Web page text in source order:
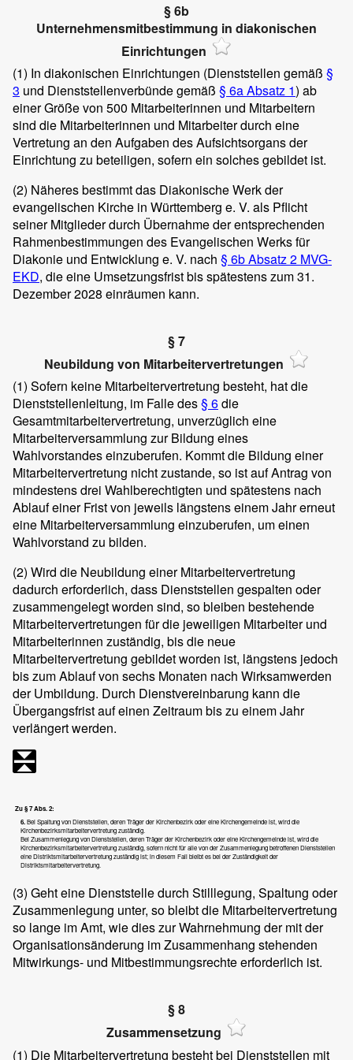
§ 6b
Unternehmensmitbestimmung in diakonischen
Einrichtungen
(1) In diakonischen Einrichtungen (Dienststellen gemäß §
3 und Dienststellenverbünde gemäß § 6a Absatz 1) ab
einer Größe von 500 Mitarbeiterinnen und Mitarbeitern
sind die Mitarbeiterinnen und Mitarbeiter durch eine
Vertretung an den Aufgaben des Aufsichtsorgans der
Einrichtung zu beteiligen, sofern ein solches gebildet ist.
(2) Näheres bestimmt das Diakonische Werk der
evangelischen Kirche in Württemberg e. V. als Pflicht
seiner Mitglieder durch Übernahme der entsprechenden
Rahmenbestimmungen des Evangelischen Werks für
Diakonie und Entwicklung e. V. nach § 6b Absatz 2 MVG-
EKD, die eine Umsetzungsfrist bis spätestens zum 31.
Dezember 2028 einräumen kann.
§ 7
Neubildung von Mitarbeitervertretungen
(1) Sofern keine Mitarbeitervertretung besteht, hat die
Dienststellenleitung, im Falle des§ 6die
Gesamtmitarbeitervertretung, unverzüglich eine
Mitarbeiterversammlung zur Bildung eines
Wahlvorstandes einzuberufen. Kommt die Bildung einer
Mitarbeitervertretung nicht zustande, so ist auf Antrag von
mindestens drei Wahlberechtigten und spätestens nach
Ablauf einer Frist von jeweils längstens einem Jahr erneut
eine Mitarbeiterversammlung einzuberufen, um einen
Wahlvorstand zu bilden.
(2) Wird die Neubildung einer Mitarbeitervertretung
dadurch erforderlich, dass Dienststellen gespalten oder
zusammengelegt worden sind, so bleiben bestehende
Mitarbeitervertretungen für die jeweiligen Mitarbeiter und
Mitarbeiterinnen zuständig, bis die neue
Mitarbeitervertretung gebildet worden ist, längstens jedoch
bis zum Ablauf von sechs Monaten nach Wirksamwerden
der Umbildung. Durch Dienstvereinbarung kann die
Übergangsfrist auf einen Zeitraum bis zu einem Jahr
verlängert werden.
Zu § 7 Abs. 2:
6.Bei Spaltung von Dienststellen, deren Träger der Kirchenbezirk oder eine Kirchengemeinde ist, wird die
Kirchenbezirksmitarbeitervertretung zuständig.
Bei Zusammenlegung von Dienststellen, deren Träger der Kirchenbezirk oder eine Kirchengemeinde ist, wird die
Kirchenbezirksmitarbeitervertretung zuständig, sofern nicht für alle von der Zusammenlegung betroffenen Dienststellen
eine Distriktsmitarbeitervertretung zuständig ist; in diesem Fall bleibt es bei der Zuständigkeit der
Distriktsmitarbeitervertretung.
(3) Geht eine Dienststelle durch Stilllegung, Spaltung oder
Zusammenlegung unter, so bleibt die Mitarbeitervertretung
so lange im Amt, wie dies zur Wahrnehmung der mit der
Organisationsänderung im Zusammenhang stehenden
Mitwirkungs- und Mitbestimmungsrechte erforderlich ist.
§ 8
Zusammensetzung
(1) Die Mitarbeitervertretung besteht bei Dienststellen mit